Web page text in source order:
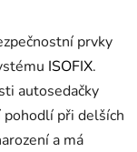
prvky
ISOFIX.
autosedačky
při delších
a má